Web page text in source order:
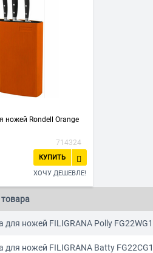
ножей Rondell Orange
714324
КУПИТЬ
ХОЧУ ДЕШЕВЛЕ!
для ножей FILIGRANA Polly
для ножей FILIGRANA Batty